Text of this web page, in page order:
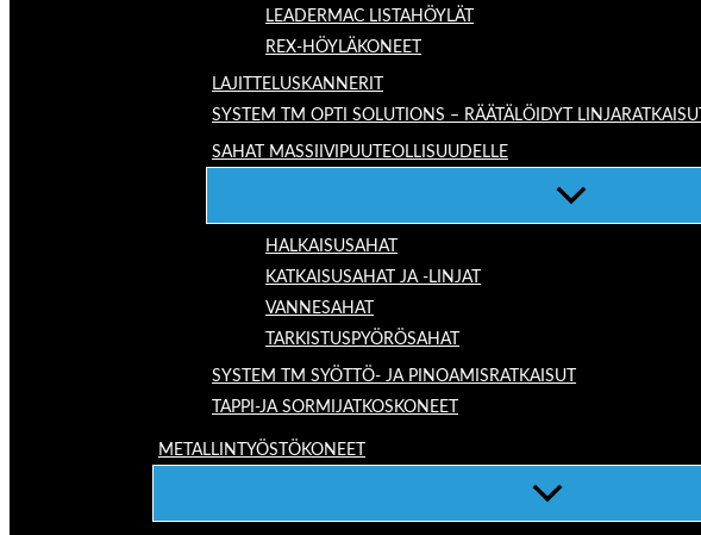
LEADERMAC LISTAHÖYLÄT
REX-HÖYLÄKONEET
LAJITTELUSKANNERIT
SYSTEM TM OPTI SOLUTIONS – RÄÄTÄLÖIDYT LINJARATKAISUT
SAHAT MASSIIVIPUUTEOLLISUUDELLE
HALKAISUSAHAT
KATKAISUSAHAT JA -LINJAT
VANNESAHAT
TARKISTUSPYÖRÖSAHAT
SYSTEM TM SYÖTTÖ- JA PINOAMISRATKAISUT
TAPPI-JA SORMIJATKOSKONEET
METALLINTYÖSTÖKONEET